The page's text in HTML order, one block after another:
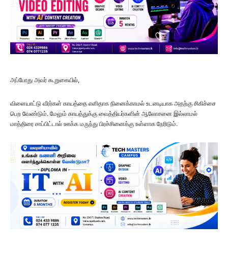
அப்போது அவர் கூறுகையில்,
விளையாட்டு வீரர்கள் காயத்தை எளிதாக நினைக்காமல் உடனடியாக அதற்கு சிகிச்சை
பெற வேண்டும். மேலும் காயத்துக்கு வைத்தியர்களின் ஆலோசனை இல்லாமல்
மாத்திரை சாப்பிட்டால் ஊக்க மருந்து பிரச்சினைக்கு உள்ளாக நேரிடும்.